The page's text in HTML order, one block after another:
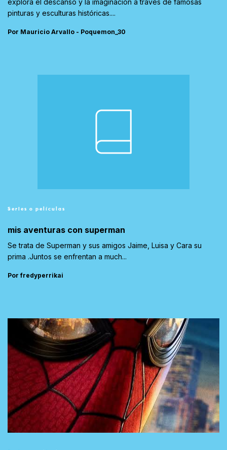
pinturas y esculturas históricas....
Por Mauricio Arvallo - Poquemon_30
Series o películas
mis aventuras con superman
Se trata de Superman y sus amigos Jaime, Luisa y Cara su
prima .Juntos se enfrentan a much...
Por fredyperrikai